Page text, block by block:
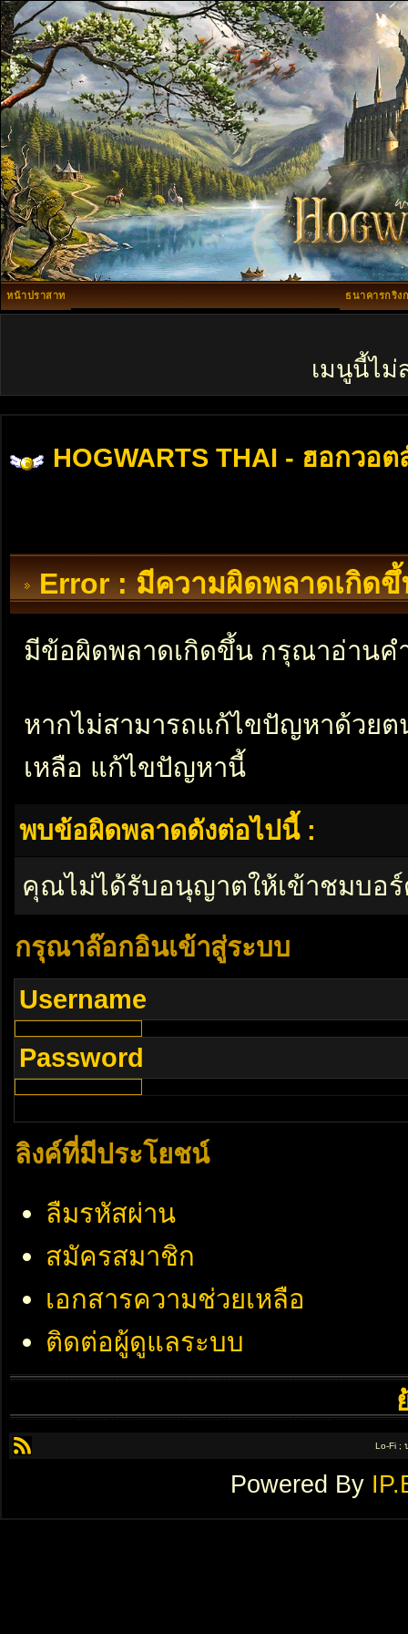
หน้าปราสาท ธนาคารกริง
เมนูนี้ไม่
HOGWARTS THAI - ฮอกวอต
Error : มีความผิดพลาดเกิดขึ้
มีข้อผิดพลาดเกิดขึ้น กรุณาอ่านค
หากไม่สามารถแก้ไขปัญหาด้วย
เหลือ แก้ไขปัญหานี้
พบข้อผิดพลาดดังต่อไปนี้ :
คุณไม่ได้รับอนุญาตให้เข้าชมบอ
กรุณาล๊อกอินเข้าสู่ระบบ
Username
Password
ลิงค์ที่มีประโยชน์
ลืมรหัสผ่าน
สมัครสมาชิก
เอกสารความช่วยเหลือ
ติดต่อผู้ดูแลระบบ
Lo-Fi ;
Powered By